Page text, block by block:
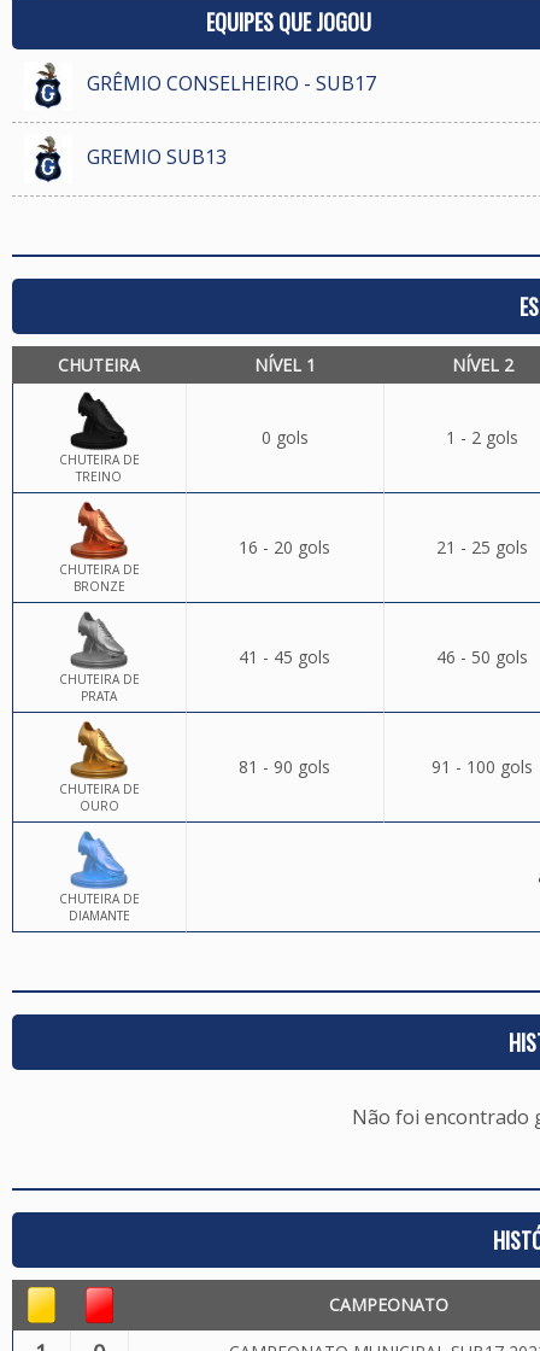
EQUIPES QUE JOGOU
GRÊMIO CONSELHEIRO - SUB17
GREMIO SUB13
CHUTEIRA NÍVEL 1 NÍVEL 2
CHUTEIRA DE
TREINO
0 gols 1 - 2 gols
CHUTEIRA DE
BRONZE
16 - 20 gols 21 - 25 gols
CHUTEIRA DE
PRATA
41 - 45 gols 46 - 50 gols
CHUTEIRA DE
OURO
81 - 90 gols 91 - 100 gols
CHUTEIRA DE
DIAMANTE
Não foi encontrado
CAMPEONATO